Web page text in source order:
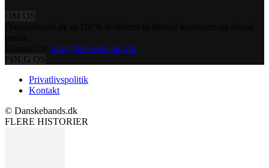
OM OS
info@danskebands.dk
FØLG OS
Privatlivspolitik
Kontakt
© Danskebands.dk
FLERE HISTORIER